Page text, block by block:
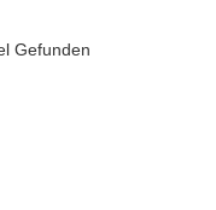
Gefunden